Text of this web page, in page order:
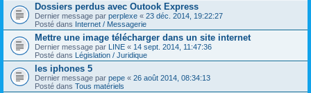
Dossiers perdus avec Outook Express
Dernier message par perplexe « 23 déc. 2014, 19:22:27
Posté dans Internet / Messagerie
Mettre une image télécharger dans un site internet
Dernier message par LINE « 14 sept. 2014, 11:47:36
Posté dans Législation / Juridique
les iphones 5
Dernier message par pepe « 26 août 2014, 08:34:13
Posté dans Tous matériels